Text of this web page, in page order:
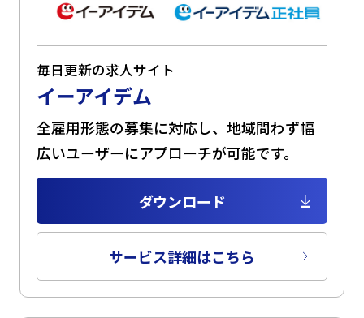
毎日更新の求人サイト
イーアイデム
全雇用形態の募集に対応し、地域問わず幅
広いユーザーにアプローチが可能です。
ダウンロード
サービス詳細はこちら